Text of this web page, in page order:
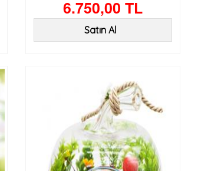
6.750,00 TL
Satın Al